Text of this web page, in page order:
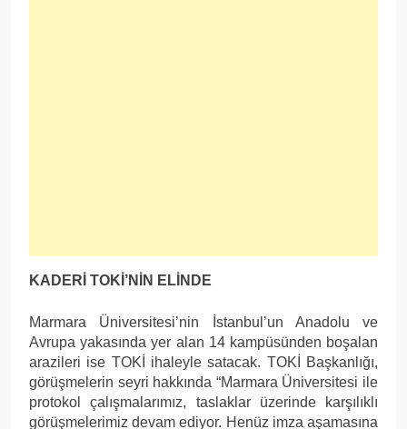
KADERİ TOKİ’NİN ELİNDE
Marmara Üniversitesi’nin İstanbul’un Anadolu ve
Avrupa yakasında yer alan 14 kampüsünden boşalan
arazileri ise TOKİ ihaleyle satacak. TOKİ Başkanlığı,
görüşmelerin seyri hakkında “Marmara Üniversitesi ile
protokol çalışmalarımız, taslaklar üzerinde karşılıklı
görüşmelerimiz devam ediyor. Henüz imza aşamasına